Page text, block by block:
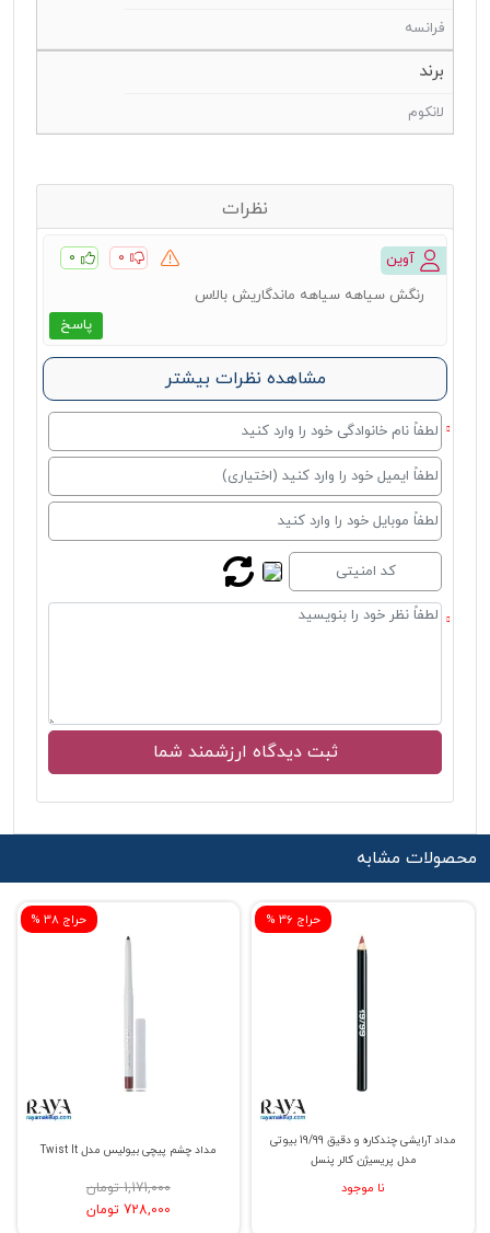
فرانسه
برند
لانکوم
نظرات
آوین ۰ ۰
پاسخ
رنگش سیاهه سیاهه ماندگاریش بالاس
مشاهده نظرات بیشتر
محصولات مشابه
% حراج 38
مداد چشم پیچی بیولیس مدل Twist It
1,171,000 تومان
728,000 تومان
% حراج 36
مداد آرایشی چندکاره و دقیق 19/99 بیوتی
مدل پریسیژن کالر پنسل
نا موجود